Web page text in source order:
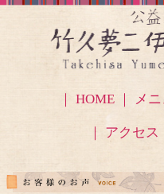
｜ HOME ｜ メ
｜ アクセス